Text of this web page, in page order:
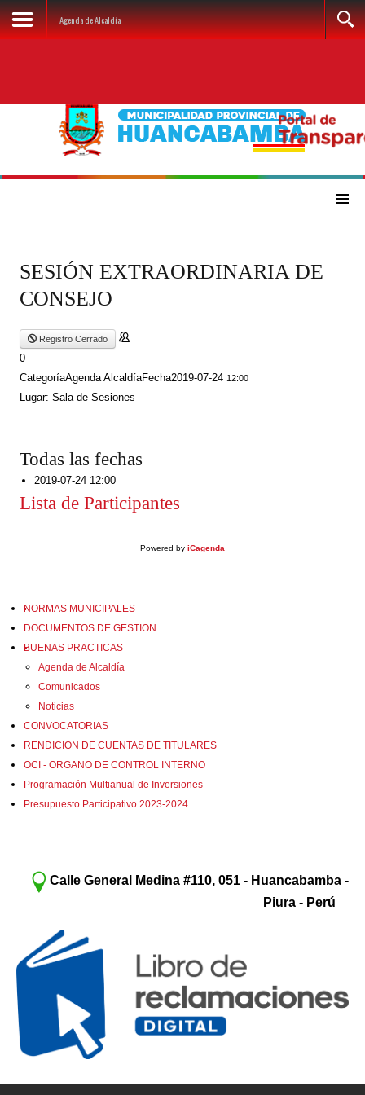
Agenda de Alcaldía
≡
SESIÓN EXTRAORDINARIA DE
CONSEJO
Registro Cerrado
0
CategoríaAgenda AlcaldíaFecha2019-07-2412:00
Lugar: Sala de Sesiones
Todas las fechas
2019-07-24 12:00
Lista de Participantes
Powered by iCagenda
NORMAS MUNICIPALES
DOCUMENTOS DE GESTION
BUENAS PRACTICAS
Agenda de Alcaldía
Comunicados
Noticias
CONVOCATORIAS
RENDICION DE CUENTAS DE TITULARES
OCI - ORGANO DE CONTROL INTERNO
Programación Multianual de Inversiones
Presupuesto Participativo 2023-2024
Calle General Medina #110, 051 - Huancabamba -
Piura - Perú